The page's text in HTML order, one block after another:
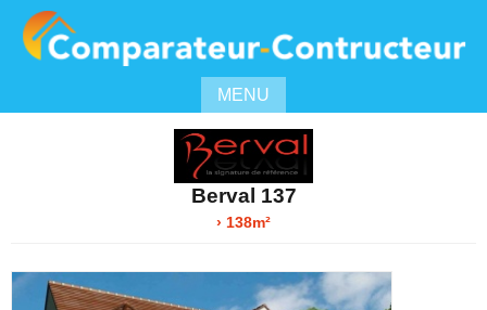
MENU
Berval 137
› 138m²